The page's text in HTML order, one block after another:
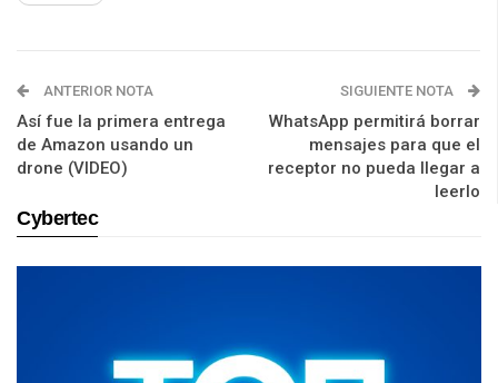
ANTERIOR NOTA
Así fue la primera entrega
de Amazon usando un
drone (VIDEO)
SIGUIENTE NOTA
WhatsApp permitirá borrar
mensajes para que el
receptor no pueda llegar a
leerlo
Cybertec